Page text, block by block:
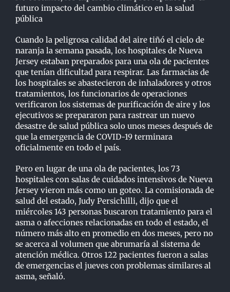
futuro impacto del cambio climático en la salud
pública
Cuando la peligrosa calidad del aire tiñó el cielo de
naranja la semana pasada, los hospitales de Nueva
Jersey estaban preparados para una ola de pacientes
que tenían dificultad para respirar. Las farmacias de
los hospitales se abastecieron de inhaladores y otros
tratamientos, los funcionarios de operaciones
verificaron los sistemas de purificación de aire y los
ejecutivos se prepararon para rastrear un nuevo
desastre de salud pública solo unos meses después de
que la emergencia de COVID-19 terminara
oficialmente en todo el país.
Pero en lugar de una ola de pacientes, los 73
hospitales con salas de cuidados intensivos de Nueva
Jersey vieron más como un goteo. La comisionada de
salud del estado, Judy Persichilli, dijo que el
miércoles 143 personas buscaron tratamiento para el
asma o afecciones relacionadas en todo el estado, el
número más alto en promedio en dos meses, pero no
se acerca al volumen que abrumaría al sistema de
atención médica. Otros 122 pacientes fueron a salas
de emergencias el jueves con problemas similares al
asma, señaló.